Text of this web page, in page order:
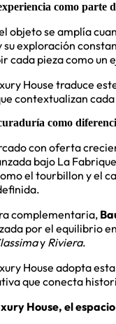
como parte
objeto se amplía
su exploración
cada pieza como
House traduce
contextualizan
como
con oferta
bajo La
el tourbillon y el
complementaria,
por el equilibrio
y Riviera.
House adopta
que conecta
House, el